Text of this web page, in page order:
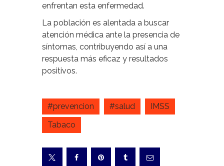
enfrentan esta enfermedad.
La población es alentada a buscar
atención médica ante la presencia de
síntomas, contribuyendo así a una
respuesta más eficaz y resultados
positivos.
#prevencion #salud
IMSS
Tabaco